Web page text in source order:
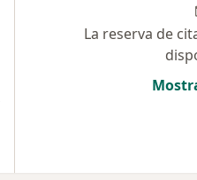
La reserva de